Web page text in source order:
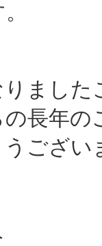
まし
長年
ござい